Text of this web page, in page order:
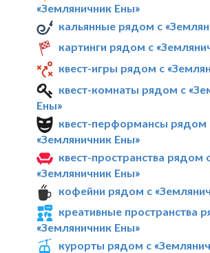
«Земляничник Ены»
кальянные рядом с
картинги рядом с
квест-игры рядом с
квест-комнаты рядом с
Ены»
квест-перформансы рядом
«Земляничник Ены»
квест-пространства рядом
«Земляничник Ены»
кофейни рядом с
креативные пространства
«Земляничник Ены»
курорты рядом с